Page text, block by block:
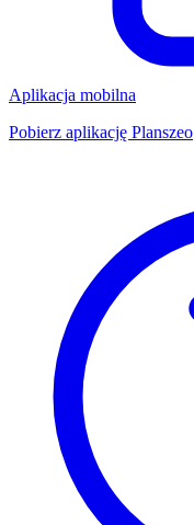
Aplikacja mobilna
Pobierz aplikację Planszeo